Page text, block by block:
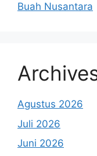
Buah Nusantara
Agustus 2026
Juli 2026
Juni 2026